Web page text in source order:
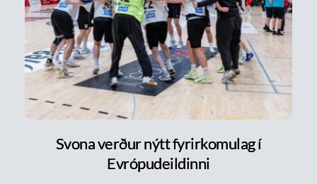
Svona verður nýtt fyrirkomulag í
Evrópudeildinni